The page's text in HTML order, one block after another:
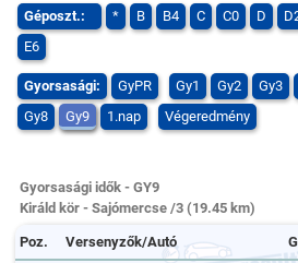
Géposzt.: * B B4 C C0 D
E6
Gyorsasági: GyPR Gy1 Gy2 Gy3
Gy8
Gy9 1.nap Végeredmény
Gyorsasági idők - GY9
Királd kör - Sajómercse /3 (19.45 km)
Poz. Versenyzők/Autó